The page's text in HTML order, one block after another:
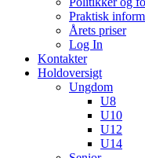
Praktisk
Årets priser
Log In
Kontakter
Holdoversigt
Ungdom
U8
U10
U12
U14